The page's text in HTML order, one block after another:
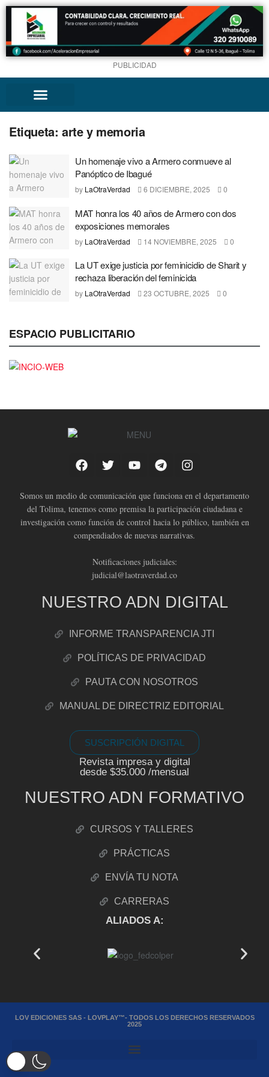
PUBLICIDAD
Etiqueta: arte y memoria
Un homenaje vivo a Armero conmueve al
Panóptico de Ibagué
by LaOtraVerdad 6 DICIEMBRE, 2025 0
MAT honra los 40 años de Armero con dos
exposiciones memorales
by LaOtraVerdad 14 NOVIEMBRE, 2025 0
La UT exige justicia por feminicidio de Sharit y
rechaza liberación del feminicida
by LaOtraVerdad 23 OCTUBRE, 2025 0
ESPACIO PUBLICITARIO
Somos un medio de comunicación que funciona en el departamento
del Tolima, tenemos como premisa la participación ciudadana e
investigación como función de control hacia lo público, también en
compendiados de nuevas narrativas.
Notificaciones judiciales:
judicial@laotraverdad.co
NUESTRO ADN DIGITAL
INFORME TRANSPARENCIA JTI
POLÍTICAS DE PRIVACIDAD
PAUTA CON NOSOTROS
MANUAL DE DIRECTRIZ EDITORIAL
SUSCRIPCIÓN DIGITAL
Revista impresa y digital
desde $35.000 /mensual
NUESTRO ADN FORMATIVO
CURSOS Y TALLERES
PRÁCTICAS
ENVÍA TU NOTA
CARRERAS
ALIADOS A:
LOV EDICIONES SAS - LOVPLAY™- TODOS LOS DERECHOS RESERVADOS
2025